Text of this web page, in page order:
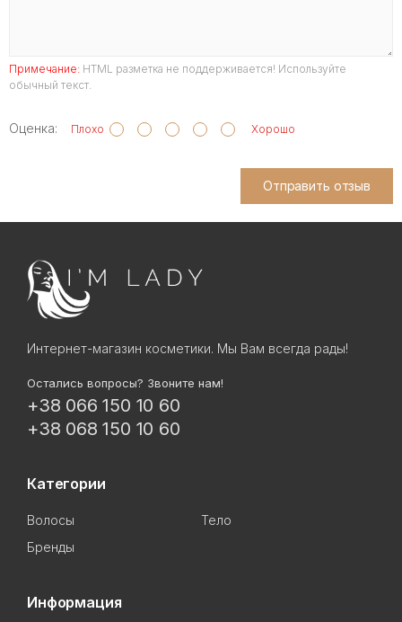
Примечание: HTML разметка не поддерживается! Используйте
обычный текст.
Оценка: Плохо Хорошо
Отправить отзыв
Интернет-магазин косметики. Мы Вам всегда рады!
Остались вопросы? Звоните нам!
+38 066 150 10 60
+38 068 150 10 60
Категории
Волосы
Тело
Бренды
Информация